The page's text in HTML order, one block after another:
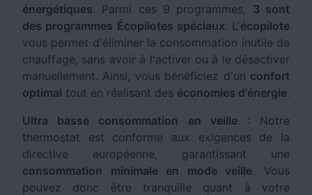
énergétiques. Parmi ces 9 programmes, 3 sont
des programmes Écopilotes spéciaux. L'écopilote
vous permet d'éliminer la consommation inutile de
chauffage, sans avoir à l'activer ou à le désactiver
manuellement. Ainsi, vous bénéficiez d'un confort
optimal tout en réalisant des économies d'énergie.
Ultra basse consommation en veille: Notre
thermostat est conforme aux exigences de la
directive européenne, garantissant une
consommation minimale en mode veille. Vous
pouvez donc être tranquille quant à votre